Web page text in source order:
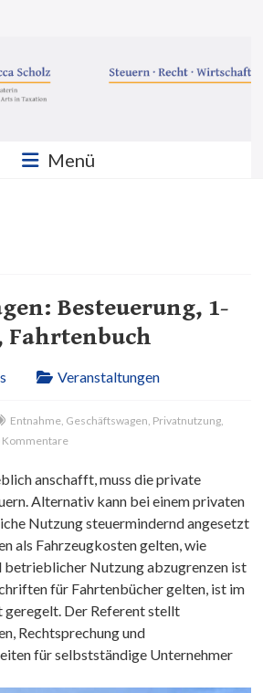
Menü
Besteuerung, 1-
Fahrtenbuch
Veranstaltungen
Entnahme Geschäftswagen Privatnutzung
Kommentare
anschafft, muss die private
Alternativ kann bei einem privaten
Nutzung steuermindernd angesetzt
als Fahrzeugkosten gelten, wie
betrieblicher Nutzung abzugrenzen ist
für Fahrtenbücher gelten, ist im
Der Referent stellt
Rechtsprechung und
für selbstständige Unternehmer